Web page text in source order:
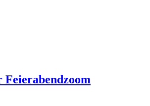
Feierabendzoom